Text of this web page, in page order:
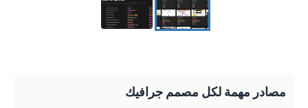
مصادر مهمة لكل مصمم جرافيك